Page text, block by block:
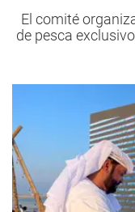
El comité
de pesca